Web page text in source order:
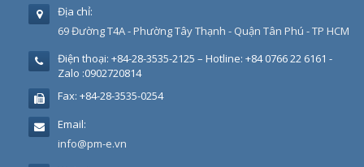
Địa chỉ:
69 Đường T4A - Phường Tây Thạnh - Quận Tân Phú - TP HCM
Điện thoại: +84-28-3535-2125 – Hotline: +84 0766 22 6161 -
Zalo :0902720814
Fax: +84-28-3535-0254
Email:
info@pm-e.vn